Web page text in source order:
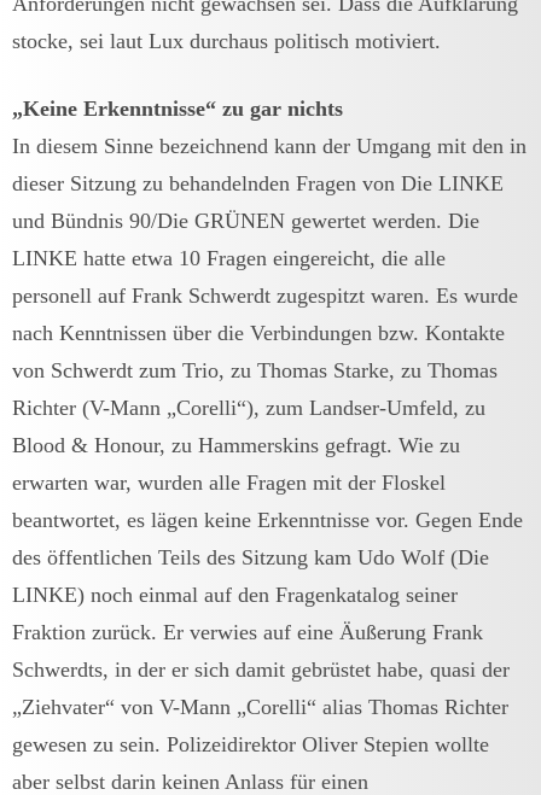
stocke, sei laut Lux durchaus politisch motiviert.
„Keine Erkenntnisse“ zu gar nichts
In diesem Sinne bezeichnend kann der Umgang mit den in
dieser Sitzung zu behandelnden Fragen von Die LINKE
und Bündnis 90/Die GRÜNEN gewertet werden. Die
LINKE hatte etwa 10 Fragen eingereicht, die alle
personell auf Frank Schwerdt zugespitzt waren. Es wurde
nach Kenntnissen über die Verbindungen bzw. Kontakte
von Schwerdt zum Trio, zu Thomas Starke, zu Thomas
Richter (V-Mann „Corelli“), zum Landser-Umfeld, zu
Blood & Honour, zu Hammerskins gefragt. Wie zu
erwarten war, wurden alle Fragen mit der Floskel
beantwortet, es lägen keine Erkenntnisse vor. Gegen Ende
des öffentlichen Teils des Sitzung kam Udo Wolf (Die
LINKE) noch einmal auf den Fragenkatalog seiner
Fraktion zurück. Er verwies auf eine Äußerung Frank
Schwerdts, in der er sich damit gebrüstet habe, quasi der
„Ziehvater“ von V-Mann „Corelli“ alias Thomas Richter
gewesen zu sein. Polizeidirektor Oliver Stepien wollte
aber selbst darin keinen Anlass für einen